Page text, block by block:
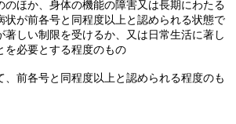
のほか、身体の機能の障害又は長期にわたる
状が前各号と同程度以上と認められる状態で
著しい制限を受けるか、又は日常生活に著し
を必要とする程度のもの
、前各号と同程度以上と認められる程度のも